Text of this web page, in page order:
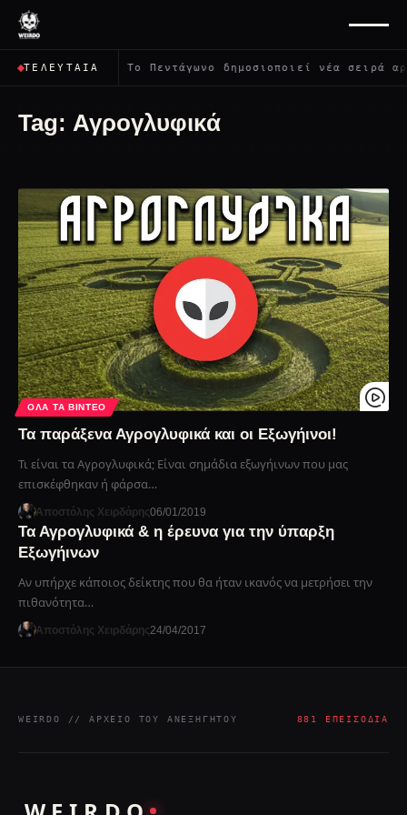
ΤΕΛΕΥΤΑΊΑ
όλους; ✦ Το Πεντάγωνο δημοσιοποιεί νέα σειρά
Tag: Αγρογλυφικά
ΌΛΑ ΤΑ ΒΊΝΤΕΟ
Τα παράξενα Αγρογλυφικά και οι Εξωγήινοι!
Τι είναι τα Αγρογλυφικά; Είναι σημάδια εξωγήινων που μας
επισκέφθηκαν ή φάρσα…
Αποστόλης Χειρδάρης06/01/2019
Τα Αγρογλυφικά & η έρευνα για την ύπαρξη
Εξωγήινων
Αν υπήρχε κάποιος δείκτης που θα ήταν ικανός να μετρήσει την
πιθανότητα…
Αποστόλης Χειρδάρης24/04/2017
WEIRDO // ΑΡΧΕΊΟ ΤΟΥ ΑΝΕΞΉΓΗΤΟΥ 881 ΕΠΕΙΣΌΔΙΑ